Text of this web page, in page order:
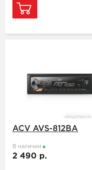
ACV AVS-812BA
В наличии
2 490 р.